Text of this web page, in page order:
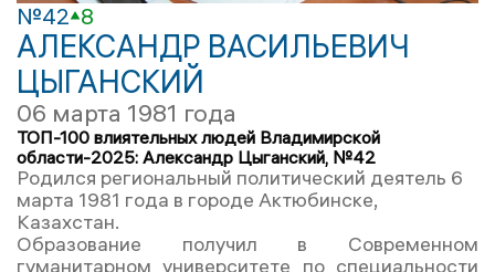
№42 8
АЛЕКСАНДР ВАСИЛЬЕВИЧ
ЦЫГАНСКИЙ
06 марта 1981 года
ТОП-100 влиятельных людей Владимирской
области-2025: Александр Цыганский, №42
Родился региональный политический деятель 6
марта 1981 года в городе Актюбинске,
Казахстан.
Образование получил в Современном
гуманитарном университете по специальности